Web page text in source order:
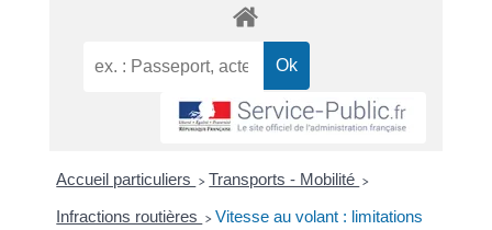
Accueil particuliers > Transports - Mobilité >
Infractions routières > Vitesse au volant : limitations